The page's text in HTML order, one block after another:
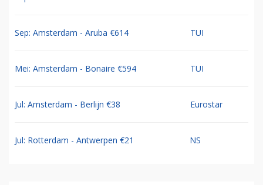
Sep: Amsterdam - Aruba €614 TUI
Mei: Amsterdam - Bonaire €594 TUI
Jul: Amsterdam - Berlijn €38 Eurostar
Jul: Rotterdam - Antwerpen €21 NS